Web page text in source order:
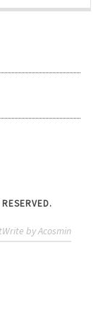
byAcosmin